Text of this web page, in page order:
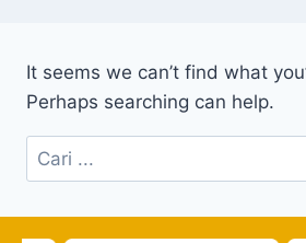
It seems we can’t find what
Perhaps searching can help.